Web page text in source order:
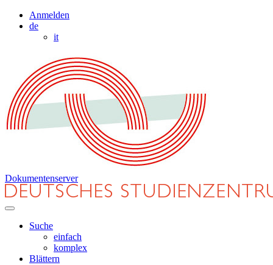
Anmelden
de
it
Dokumentenserver
Suche
einfach
komplex
Blättern